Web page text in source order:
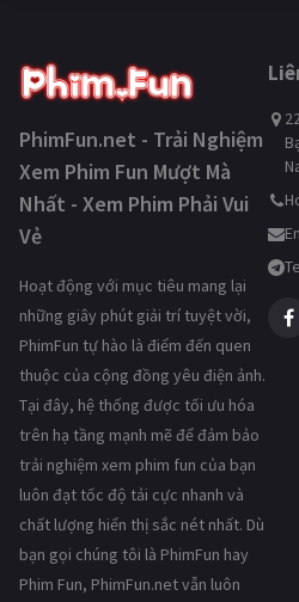
PhimFun.net - Trải Nghiệm
Xem Phim Fun Mượt Mà
Nhất - Xem Phim Phải Vui
Vẻ
Hoạt động với mục tiêu mang lại
những giây phút giải trí tuyệt vời,
PhimFun tự hào là điểm đến quen
thuộc của cộng đồng yêu điện ảnh.
Tại đây, hệ thống được tối ưu hóa
trên hạ tầng mạnh mẽ để đảm bảo
trải nghiệm xem phim fun của bạn
luôn đạt tốc độ tải cực nhanh và
chất lượng hiển thị sắc nét nhất. Dù
bạn gọi chúng tôi là PhimFun hay
Phim Fun, PhimFun.net vẫn luôn